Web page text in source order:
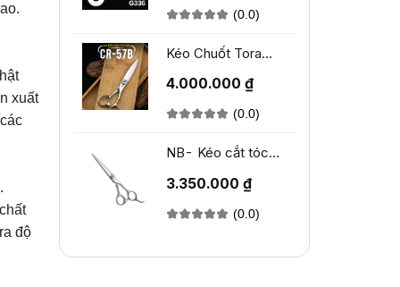
(0.0)
Kéo Chuốt Tora
4.000.000 ₫
(0.0)
NB- Kéo cắt tóc
3.350.000 ₫
(0.0)
xuất
độ